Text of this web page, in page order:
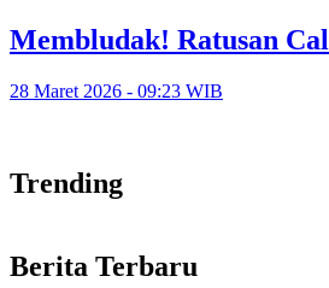
Membludak! Ratusan
28 Maret 2026 - 09:23 WIB
Trending
Berita Terbaru